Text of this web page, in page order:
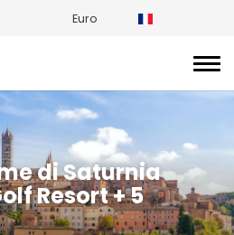
Euro
di Saturnia
Resort + 5